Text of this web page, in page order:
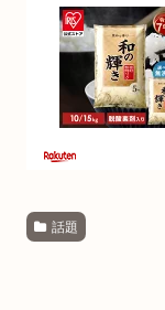
話題